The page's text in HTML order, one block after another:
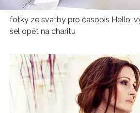
fotky ze svatby pro časopis Hello,
šel opět na charitu